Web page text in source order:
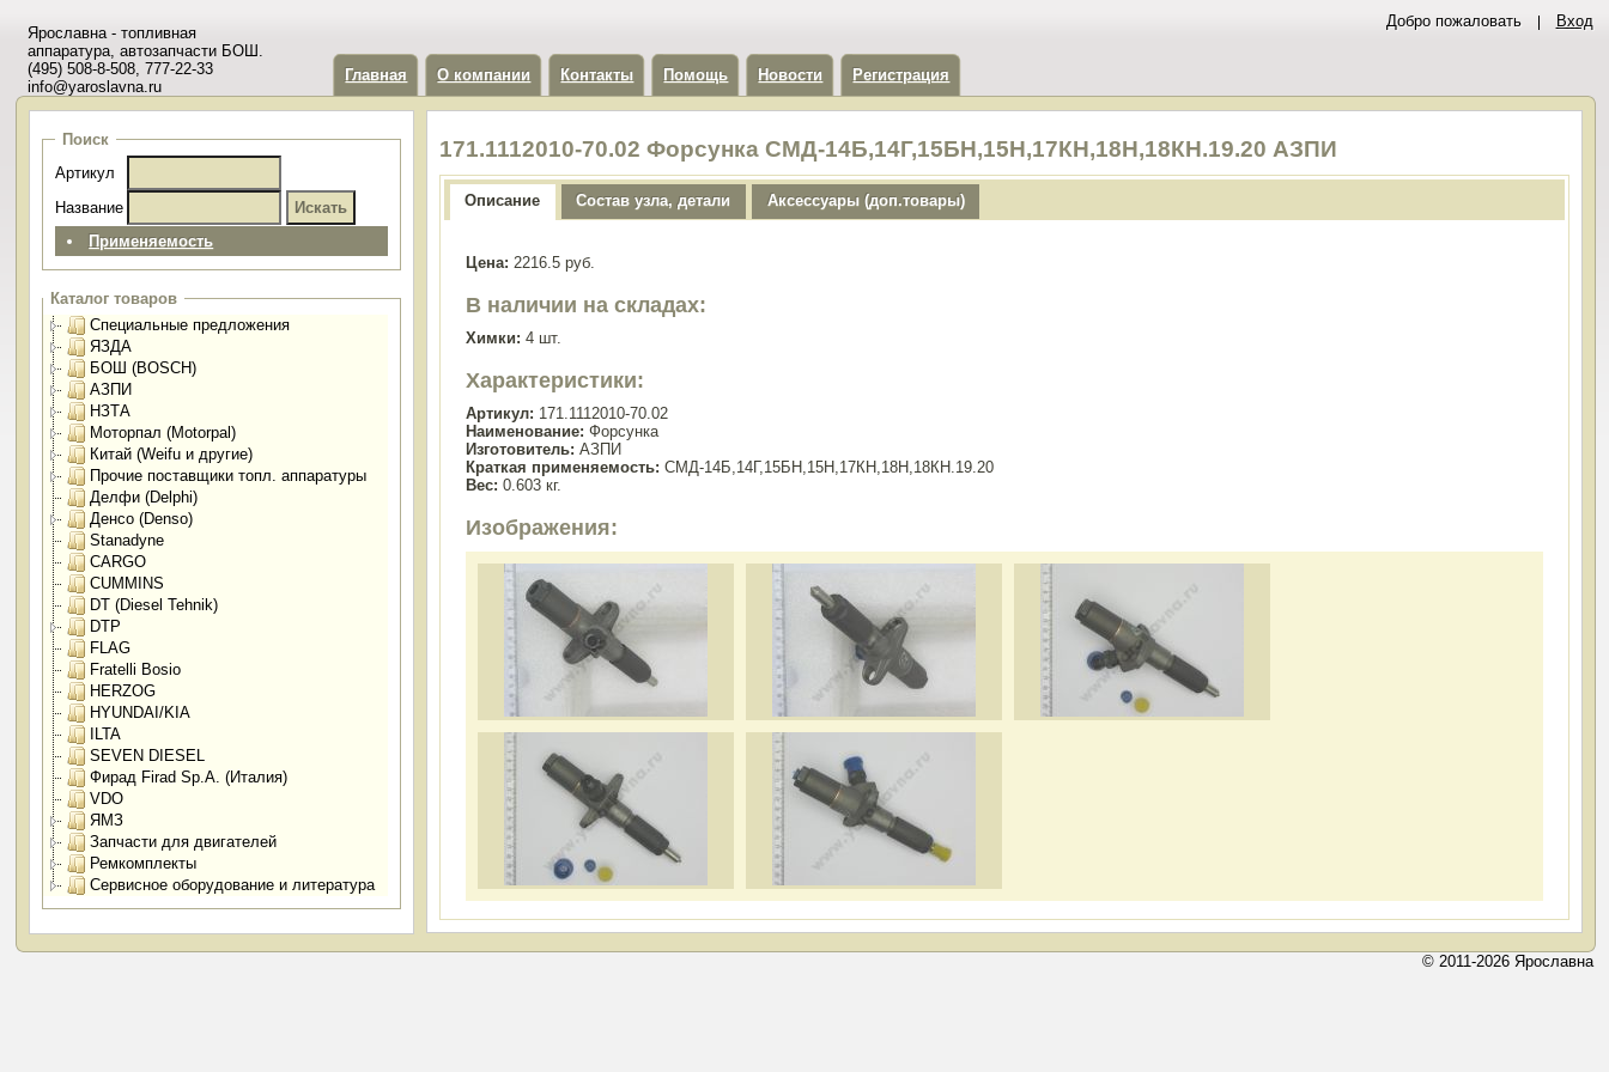
Добро пожаловать Вход
Ярославна - топливная
аппаратура, автозапчасти БОШ.
(495) 508-8-508, 777-22-33
info@yaroslavna.ru
Главная О компании Контакты Помощь Новости Регистрация
Поиск
Артикул
Название
Применяемость
Каталог товаров
Специальные предложения
ЯЗДА
БОШ (BOSCH)
АЗПИ
НЗТА
Моторпал (Motorpal)
Китай (Weifu и другие)
Прочие поставщики топл. аппаратуры
Делфи (Delphi)
Денсо (Denso)
Stanadyne
CARGO
CUMMINS
DT (Diesel Tehnik)
DTP
FLAG
Fratelli Bosio
HERZOG
HYUNDAI/KIA
ILTA
SEVEN DIESEL
Фирад Firad Sp.A. (Италия)
VDO
ЯМЗ
Запчасти для двигателей
Ремкомплекты
Сервисное оборудование и литература
171.1112010-70.02 Форсунка СМД-14Б,14Г,15БН,15Н,17КН,18Н,18КН.19.20 АЗПИ
Описание Состав узла, детали Аксессуары (доп.товары)
Цена: 2216.5 руб.
В наличии на складах:
Химки: 4 шт.
Характеристики:
Артикул: 171.1112010-70.02
Наименование: Форсунка
Изготовитель: АЗПИ
Краткая применяемость: СМД-14Б,14Г,15БН,15Н,17КН,18Н,18КН.19.20
Вес: 0.603 кг.
Изображения:
© 2011-2026 Ярославна